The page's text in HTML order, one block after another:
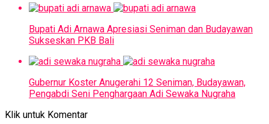
Bupati Adi Arnawa Apresiasi Seniman dan Budayawan
Sukseskan PKB Bali
Gubernur Koster Anugerahi 12 Seniman, Budayawan,
Pengabdi Seni Penghargaan Adi Sewaka Nugraha
Klik untuk Komentar